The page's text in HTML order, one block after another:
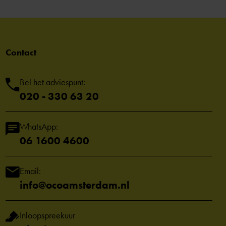
Contact
Bel het adviespunt:
020 - 330 63 20
WhatsApp:
06 1600 4600
Email:
info@ocoamsterdam.nl
Inloopspreekuur